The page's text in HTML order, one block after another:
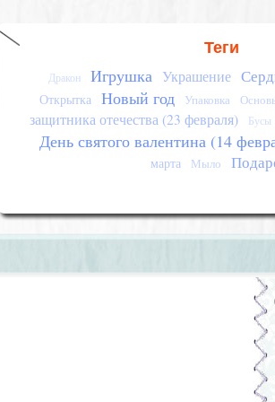
Теги
Дракон Игрушка Украшение
Открытка Новый год Упаковка
защитника отечества (23 февраля)
Бусы
День святого валентина (14
марта
Мыло